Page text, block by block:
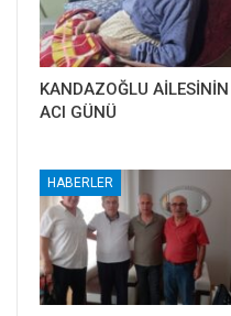
KANDAZOĞLU AİLESİNİN
ACI GÜNÜ
HABERLER